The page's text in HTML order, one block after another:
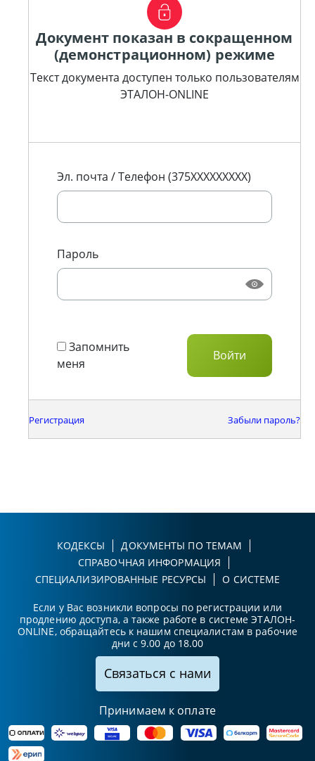
Документ показан в сокращенном
(демонстрационном) режиме
Текст документа доступен только пользователям
ЭТАЛОН-ONLINE
Эл. почта / Телефон (375XXXXXXXXX)
Пароль
Запомнить
меня
Регистрация Забыли пароль?
КОДЕКСЫ
ДОКУМЕНТЫ ПО ТЕМАМ
СПРАВОЧНАЯ ИНФОРМАЦИЯ
СПЕЦИАЛИЗИРОВАННЫЕ РЕСУРСЫ
О СИСТЕМЕ
Если у Вас возникли вопросы по регистрации или
продлению доступа, а также работе в системе ЭТАЛОН-
ONLINE, обращайтесь к нашим специалистам в рабочие
дни с 9.00 до 18.00
Связаться с нами
Принимаем к оплате